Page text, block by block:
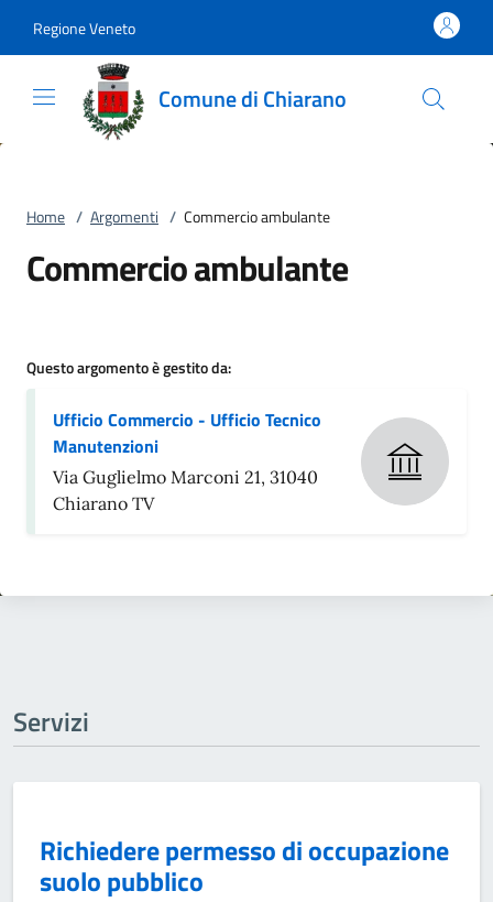
Regione Veneto
Comune di Chiarano
Home / Argomenti / Commercio ambulante
Commercio ambulante
Questo argomento è gestito da:
Ufficio Commercio - Ufficio Tecnico
Manutenzioni
Via Guglielmo Marconi 21, 31040
Chiarano TV
Servizi
Richiedere permesso di occupazione
suolo pubblico